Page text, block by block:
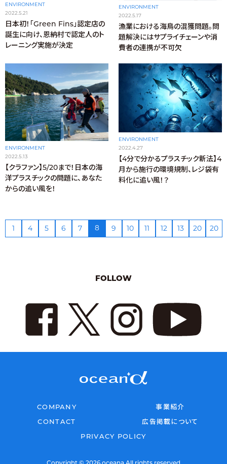
ENVIRONMENT
2022.5.21
日本初！「Green Fins」認定店の
誕生に向け、恩納村で認定人のト
レーニング実施が決定
ENVIRONMENT
2022.5.17
漁業における海鳥の混獲問題。問
題解決にはサプライチェーンや消
費者の連携が不可欠
ENVIRONMENT
2022.5.13
【クラファン】5/20まで！日本の海
洋プラスチックの問題に、あなた
からの追い風を！
ENVIRONMENT
2022.4.27
【4分で分かるプラスチック新法】4
月から施行の環境規制、レジ袋有
料化に追い風！？
1 4 5 6 7 8 9 10 11 12 13 20 20
FOLLOW
COMPANY
事業紹介
CONTACT
広告掲載について
PRIVACY POLICY